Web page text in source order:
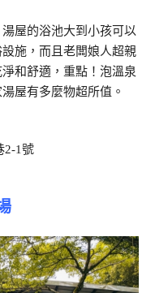
屋的浴池大到小孩可以
施，而且老闆娘人超親
和舒適，重點！泡溫泉
屋有多麼物超所值。
2-1號